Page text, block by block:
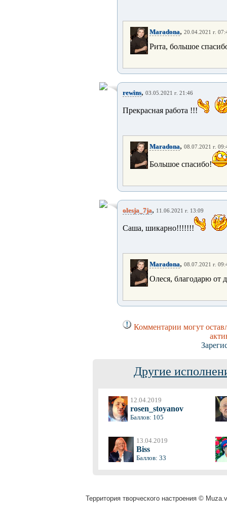
Maradona, 20.04.2021 г.
Рита, большое
rewins, 03.05.2021 г. 21:46
Прекрасная работа !!!
Maradona, 08.07.2021 г.
Большое спасибо!
olesja_7ja, 11.06.2021 г. 13:09
Саша, шикарно!!!!!!!
Maradona, 08.07.2021 г.
Олеся, благодарю от
Комментарии могут
Другие
12.04.2019
rosen_stoyanov
Баллов: 105
13.04.2019
Biss
Баллов: 33
Территория творческого настроения ©